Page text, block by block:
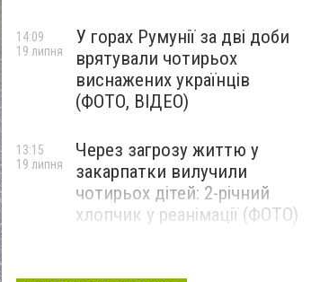
У горах Румунії за дві доби
врятували чотирьох
виснажених українців
(ФОТО, ВІДЕО)
14:09
19 липня
Через загрозу життю у
закарпатки вилучили
чотирьох дітей: 2-річний
хлопчик у реанімації (ФОТО)
13:15
19 липня
19 липня